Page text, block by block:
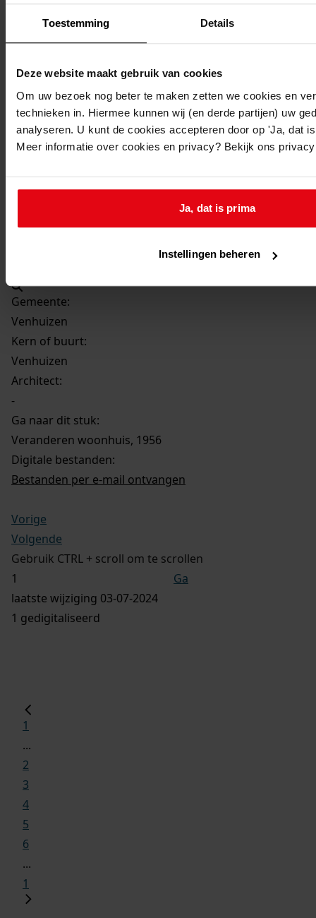
Toestemming Details
Deze website maakt gebruik van cookies
Om uw bezoek nog beter te maken zetten we cookies en
technieken in. Hiermee kunnen wij (en derde partijen) uw
analyseren. U kunt de cookies accepteren door op 'Ja, dat
Meer informatie over cookies en privacy? Bekijk ons
Ja, dat is prima
Instellingen beheren
Veranderen woonhuis
26-10-1956
Adres:
Venhuizen, De Buurt 79
Perceel:
Gemeente:
Venhuizen
Kern of buurt:
Venhuizen
Architect:
-
Ga naar dit stuk:
Veranderen woonhuis, 1956
Digitale bestanden:
Bestanden per e-mail ontvangen
Vorige
Volgende
Gebruik CTRL + scroll om te scrollen
Ga
laatste wijziging 03-07-2024
1 gedigitaliseerd
1
...
2
3
4
5
6
...
1